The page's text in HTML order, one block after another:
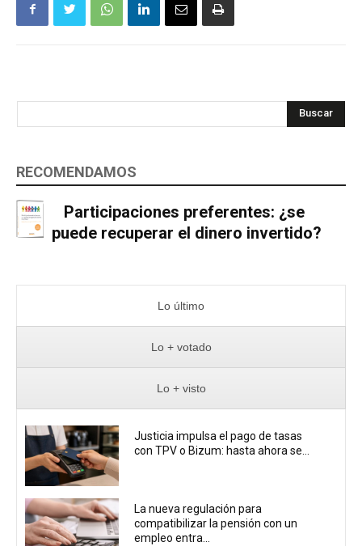
Buscar
RECOMENDAMOS
Participaciones preferentes: ¿se
puede recuperar el dinero invertido?
Lo último
Lo + votado
Lo + visto
Justicia impulsa el pago de tasas
con TPV o Bizum: hasta ahora se...
La nueva regulación para
compatibilizar la pensión con un
empleo entra...